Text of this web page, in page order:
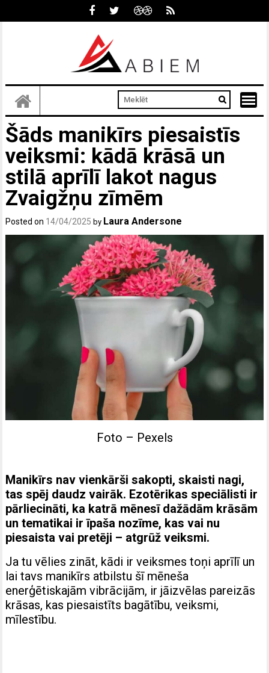
Šāds manikīrs piesaistīs
veiksmi: kādā krāsā un
stilā aprīlī lakot nagus
Zvaigžņu zīmēm
Posted on 14/04/2025 by Laura Andersone
Foto – Pexels
Manikīrs nav vienkārši sakopti, skaisti nagi,
tas spēj daudz vairāk. Ezotērikas speciālisti ir
pārliecināti, ka katrā mēnesī dažādām krāsām
un tematikai ir īpaša nozīme, kas vai nu
piesaista vai pretēji – atgrūž veiksmi.
Ja tu vēlies zināt, kādi ir veiksmes toņi aprīlī un
lai tavs manikīrs atbilstu šī mēneša
enerģētiskajām vibrācijām, ir jāizvēlas pareizās
krāsas, kas piesaistīts bagātību, veiksmi,
mīlestību.